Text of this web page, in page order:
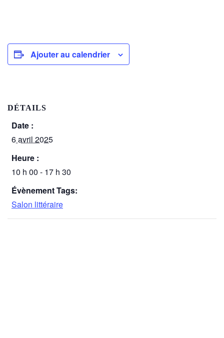
Ajouter au calendrier
DÉTAILS
Date :
6 avril 2025
Heure :
10 h 00 - 17 h 30
Évènement Tags:
Salon littéraire